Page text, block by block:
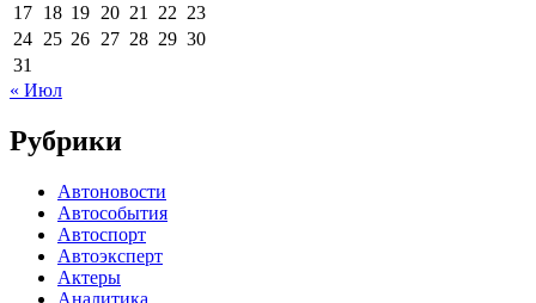
17 18 19 20 21 22 23
24 25 26 27 28 29 30
31
« Июл
Рубрики
Автоновости
Автособытия
Автоспорт
Автоэксперт
Актеры
Аналитика